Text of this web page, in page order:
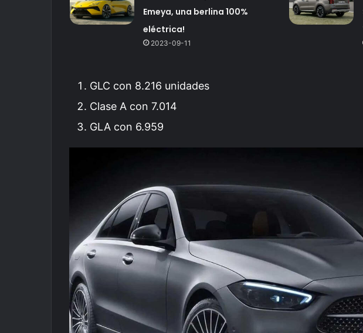
Emeya, una berlina 100%
eléctrica!
2023-09-11
GLC con 8.216 unidades
Clase A con 7.014
GLA con 6.959